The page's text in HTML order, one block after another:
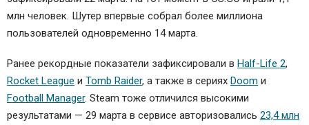
млн человек. Шутер впервые собрал более миллиона
пользователей одновременно 14 марта.
Ранее рекордные показатели зафиксировали в Half-Life 2,
Rocket League и Tomb Raider, а также в сериях Doom и
Football Manager. Steam тоже отличился высокими
результатами — 29 марта в сервисе авторизовались 23,4 млн